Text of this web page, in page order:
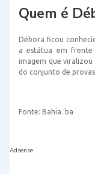
Quem é
Débora ficou
a estátua em frente
imagem que viralizou
do conjunto de
Fonte: Bahia. ba
Adsense